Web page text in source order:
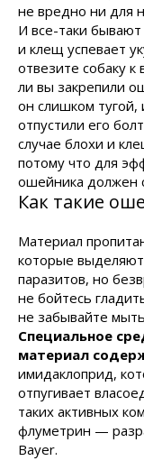
не вредно ни для
И все-таки
и клещ успевает
отвезите собаку
ли вы закрепили
он слишком
отпустили его
случае блохи и
потому что для
ошейника должен
Как такие
Материал
которые
паразитов, но
не бойтесь
не забывайте
Специальное
материал
имидаклоприд,
отпугивает
таких активных
флуметрин —
Bayer.